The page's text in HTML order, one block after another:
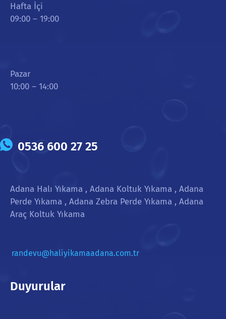
Hafta İçi
09:00 – 19:00
Pazar
10:00 – 14:00
0536 600 27 25
Adana Halı Yıkama , Adana Koltuk Yıkama , Adana
Perde Yıkama , Adana Zebra Perde Yıkama , Adana
Araç Koltuk Yıkama
randevu@haliyikamaadana.com.tr
Duyurular